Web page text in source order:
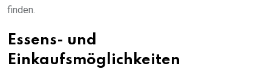
finden.
Essens- und
Einkaufsmöglichkeiten